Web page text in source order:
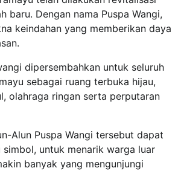
baru. Dengan nama Puspa Wangi,
keindahan yang memberikan daya
dipersembahkan untuk seluruh
sebagai ruang terbuka hijau,
olahraga ringan serta perputaran
Alun Puspa Wangi tersebut dapat
simbol, untuk menarik warga luar
banyak yang mengunjungi